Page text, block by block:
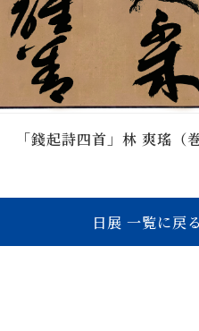
「錢起詩四首」林 爽瑤（
日展 一覧に戻る